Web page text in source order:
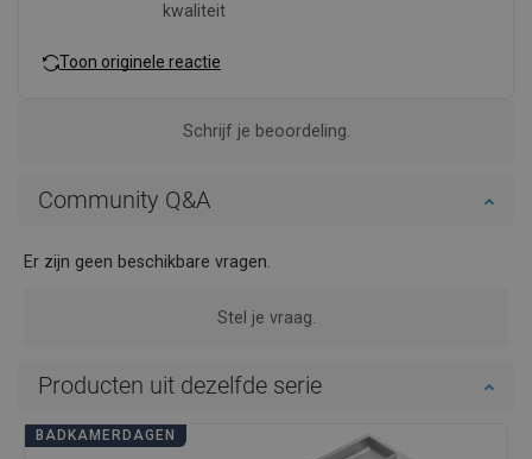
kwaliteit
Toon originele reactie
Schrijf je beoordeling.
Community Q&A
Er zijn geen beschikbare vragen.
Stel je vraag.
Producten uit dezelfde serie
BADKAMERDAGEN